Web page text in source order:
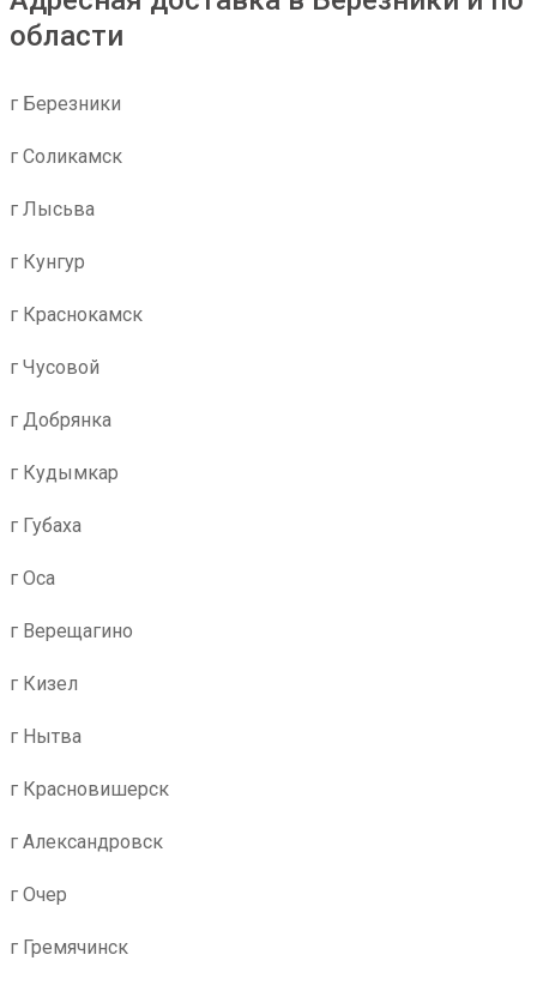
области
г Березники
г Соликамск
г Лысьва
г Кунгур
г Краснокамск
г Чусовой
г Добрянка
г Кудымкар
г Губаха
г Оса
г Верещагино
г Кизел
г Нытва
г Красновишерск
г Александровск
г Очер
г Гремячинск